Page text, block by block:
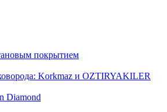
покрытием
Korkmaz и OZTIRYAKILER
Diamond